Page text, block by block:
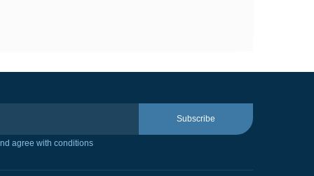
Subscribe
agree with conditions